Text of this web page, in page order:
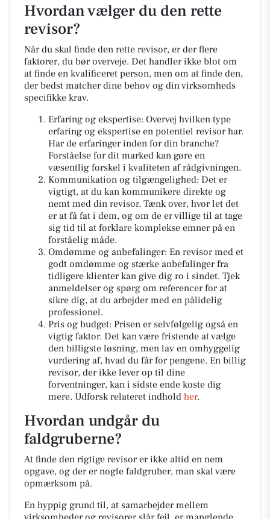
Hvordan vælger du den rette
revisor?
Når du skal finde den rette revisor, er der flere
faktorer, du bør overveje. Det handler ikke blot om
at finde en kvalificeret person, men om at finde den,
der bedst matcher dine behov og din virksomheds
specifikke krav.
Erfaring og ekspertise: Overvej hvilken type
erfaring og ekspertise en potentiel revisor har.
Har de erfaringer inden for din branche?
Forståelse for dit marked kan gøre en
væsentlig forskel i kvaliteten af rådgivningen.
Kommunikation og tilgængelighed: Det er
vigtigt, at du kan kommunikere direkte og
nemt med din revisor. Tænk over, hvor let det
er at få fat i dem, og om de er villige til at tage
sig tid til at forklare komplekse emner på en
forståelig måde.
Omdømme og anbefalinger: En revisor med et
godt omdømme og stærke anbefalinger fra
tidligere klienter kan give dig ro i sindet. Tjek
anmeldelser og spørg om referencer for at
sikre dig, at du arbejder med en pålidelig
professionel.
Pris og budget: Prisen er selvfølgelig også en
vigtig faktor. Det kan være fristende at vælge
den billigste løsning, men lav en omhyggelig
vurdering af, hvad du får for pengene. En billig
revisor, der ikke lever op til dine
forventninger, kan i sidste ende koste dig
mere. Udforsk relateret indhold her.
Hvordan undgår du
faldgruberne?
At finde den rigtige revisor er ikke altid en nem
opgave, og der er nogle faldgruber, man skal være
opmærksom på.
En hyppig grund til, at samarbejder mellem